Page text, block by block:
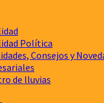
Política
Consejos y
de lluvias